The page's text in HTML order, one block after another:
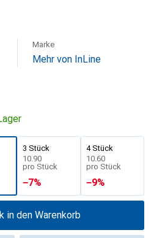
Marke
Mehr von InLine
3 Stück
CHF
10.90
pro Stück
−7%
4 Stück
CHF
10.60
pro Stück
−9%
in den Warenkorb